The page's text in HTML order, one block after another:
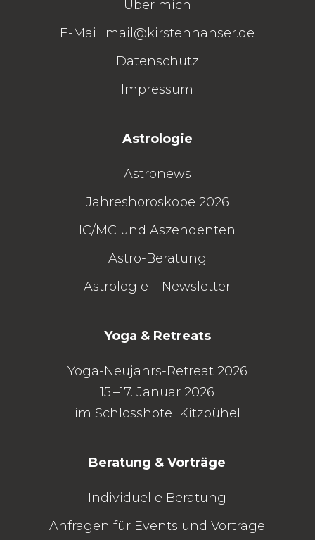
Über mich
E-Mail: mail@kirstenhanser.de
Datenschutz
Impressum
Astrologie
Astronews
Jahreshoroskope 2026
IC/MC undAszendenten
Astro-Beratung
Astrologie – Newsletter
Yoga & Retreats
Yoga-Neujahrs-Retreat 2026
15.–17. Januar 2026
im Schlosshotel Kitzbühel
Beratung & Vorträge
Individuelle Beratung
Anfragen für Events und Vorträge